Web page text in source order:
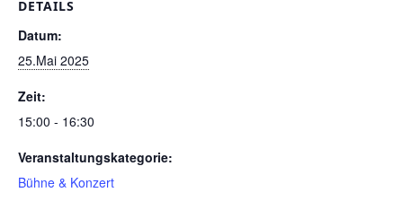
DETAILS
Datum:
25.Mai 2025
Zeit:
15:00 - 16:30
Veranstaltungskategorie:
Bühne & Konzert